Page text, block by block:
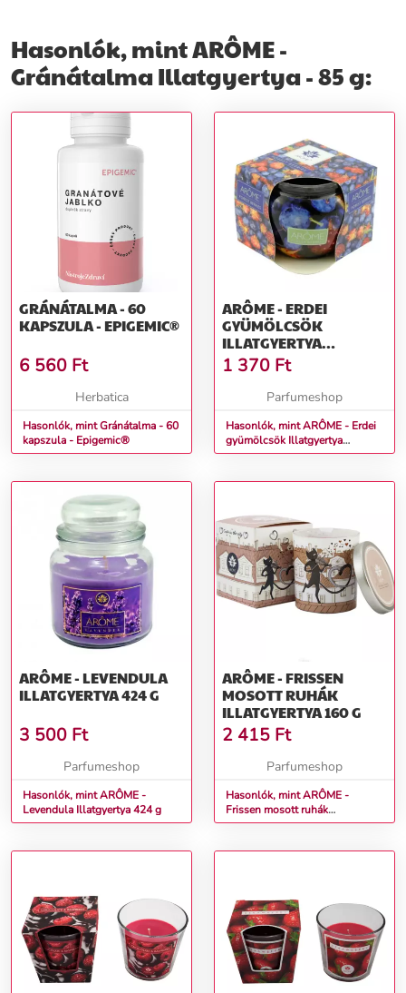
Hasonlók, mint ARÔME -
Gránátalma Illatgyertya - 85 g:
GRÁNÁTALMA - 60
KAPSZULA - EPIGEMIC®
6 560 Ft
Herbatica
Hasonlók, mint Gránátalma - 60
kapszula - Epigemic®
ARÔME - ERDEI
GYÜMÖLCSÖK
ILLATGYERTYA
DOBOZBAN 85 G
1 370 Ft
Parfumeshop
Hasonlók, mint ARÔME - Erdei
gyümölcsök Illatgyertya
dobozban 85 g
ARÔME - LEVENDULA
ILLATGYERTYA 424 G
3 500 Ft
Parfumeshop
Hasonlók, mint ARÔME -
Levendula Illatgyertya 424 g
ARÔME - FRISSEN
MOSOTT RUHÁK
ILLATGYERTYA 160 G
2 415 Ft
Parfumeshop
Hasonlók, mint ARÔME -
Frissen mosott ruhák
Illatgyertya 160 g